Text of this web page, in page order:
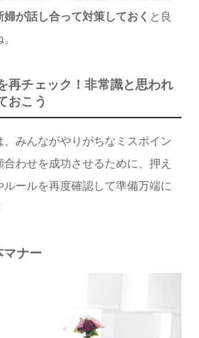
婦が話し合って対策しておく と良
再チェック！非常識と思われ
おこう
みんながやりがちなミスポイン
合わせを成功させるために、押え
ールを再度確認して準備万端に
マナー